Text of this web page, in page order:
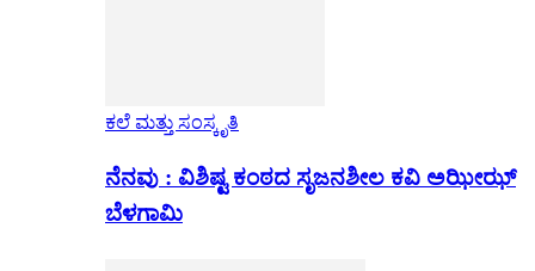
ಕಲೆ ಮತ್ತು ಸಂಸ್ಕೃತಿ
ನೆನವು : ವಿಶಿಷ್ಟ ಕಂಠದ ಸೃಜನಶೀಲ ಕವಿ ಅಝೀಝ್
ಬೆಳಗಾಮಿ